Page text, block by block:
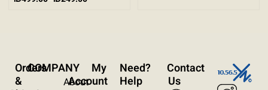
?Need
Help
Contact
Us
Orders
&
My
Account
COMPANY
About
סרגל קריאה